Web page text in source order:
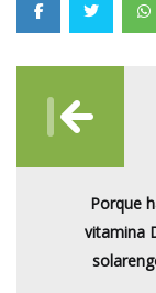
navigation
Porque
vitamina